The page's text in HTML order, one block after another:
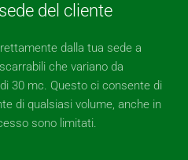
del cliente
dalla tua sede a
che variano da
30 mc. Questo ci consente di
di qualsiasi volume, anche in
sono limitati.